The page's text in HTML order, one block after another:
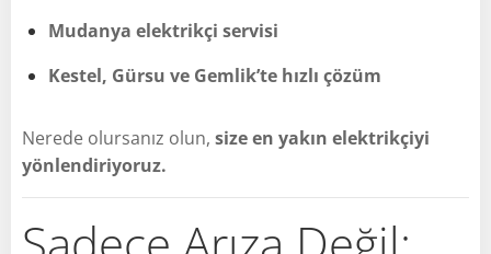
Mudanya elektrikçi servisi
Kestel, Gürsu ve Gemlik’te hızlı çözüm
Nerede olursanız olun, size en yakın elektrikçiyi
yönlendiriyoruz.